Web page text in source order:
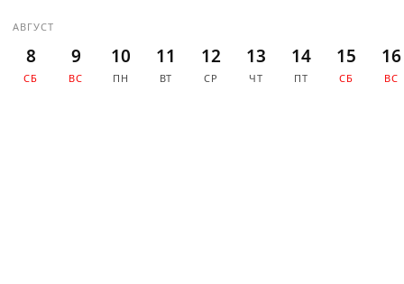
АВГУСТ
8
СБ
9
ВС
10
ПН
11
ВТ
12
СР
13
ЧТ
14
ПТ
15
СБ
16
ВС